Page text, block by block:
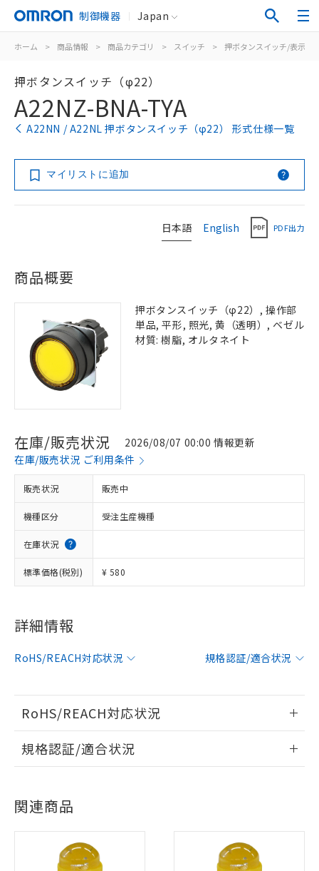
制御機器 Japan
ホーム > 商品情報 > 商品カテゴリ > スイッチ > 押ボタンスイッチ/表示灯
押ボタンスイッチ（φ22）
A22NZ-BNA-TYA
A22NN / A22NL 押ボタンスイッチ（φ22） 形式仕様一覧
マイリストに追加
日本語 English PDF出力
商品概要
押ボタンスイッチ（φ22）, 操作部
単品, 平形, 照光, 黄（透明）, ベゼル
材質: 樹脂, オルタネイト
在庫/販売状況
2026/08/07 00:00 情報更新
在庫/販売状況 ご利用条件
販売状況 販売中
機種区分 受注生産機種
在庫状況
標準価格(税別) ¥ 580
詳細情報
RoHS/REACH対応状況 規格認証/適合状況
RoHS/REACH対応状況
EU RoHS 注意事項・凡例
対応状況 ※1
対応済み
規格認証/適合状況
No
LR型式承認
BV型式承認
関連商品